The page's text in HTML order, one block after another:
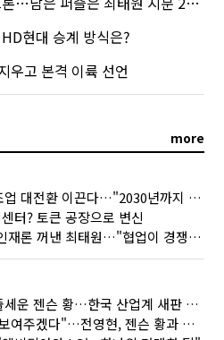
현대 승계 방식은?
우고 본격 이륙 선언
more
AI로 제조업 대전환 이끈다…"2030년까지 민관합동 20조 투자"
터? 토큰 공장으로 변신
AI 시대 인재론 꺼낸 최태원…"협업이 경쟁력"
총수들 줄세운 젠슨 황…한국 산업계 새판 짰다
"결과로 보여주겠다"…전영현, 젠슨 황과 HBM5 논의